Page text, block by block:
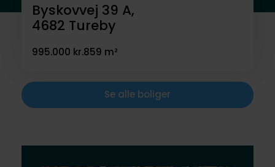
Byskovvej 39 A,
4682 Tureby
995.000 kr.859 m²
Se alle boliger